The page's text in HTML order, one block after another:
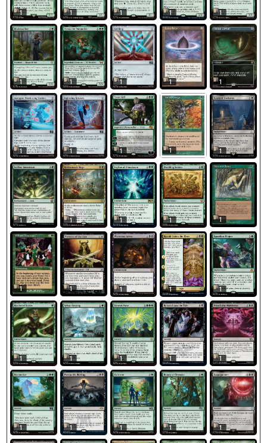
1 1 1 1 1
1 1 1 1 1
1 1 1 1 1
1 1 1 1 1
1 1 1 1 1
1 1 1 1 1
1 1 1 1 1